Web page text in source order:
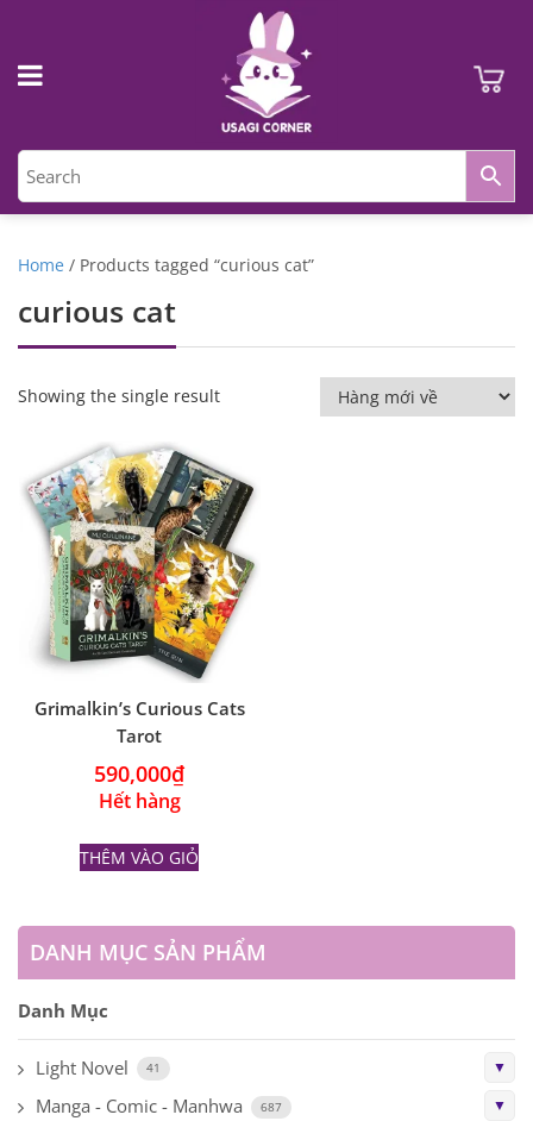
Home / Products tagged “curious cat”
curious cat
Showing the single result
Grimalkin’s Curious Cats
Tarot
590,000₫
Hết hàng
THÊM VÀO GIỎ
DANH MỤC SẢN PHẨM
Danh Mục
▼
Light Novel 41
▼
Manga - Comic - Manhwa 687